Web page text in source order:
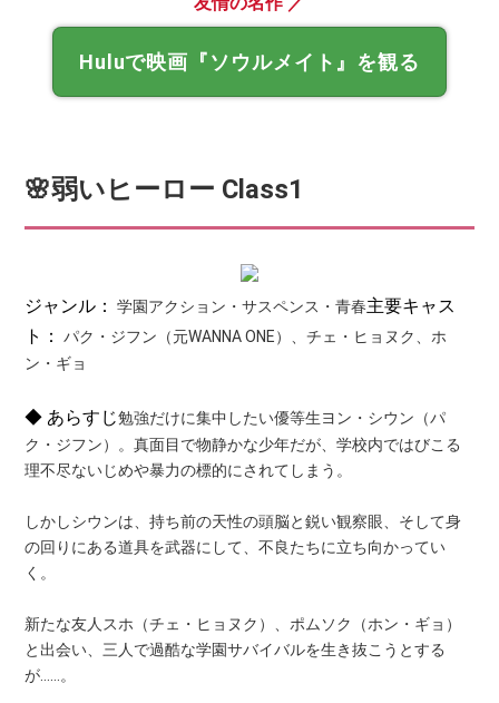
Huluで映画『ソウルメイト』を観る
🌸弱いヒーロー Class1
ジャンル： 学園アクション・サスペンス・青春主要キャス
ト：
パク・ジフン（元WANNA ONE）、チェ・ヒョヌク、ホ
ン・ギョ
◆ あらすじ勉強だけに集中したい優等生ヨン・シウン（パ
ク・ジフン）。真面目で物静かな少年だが、学校内ではびこる
理不尽ないじめや暴力の標的にされてしまう。
しかしシウンは、持ち前の天性の頭脳と鋭い観察眼、そして身
の回りにある道具を武器にして、不良たちに立ち向かってい
く。
新たな友人スホ（チェ・ヒョヌク）、ポムソク（ホン・ギョ）
と出会い、三人で過酷な学園サバイバルを生き抜こうとする
が……。